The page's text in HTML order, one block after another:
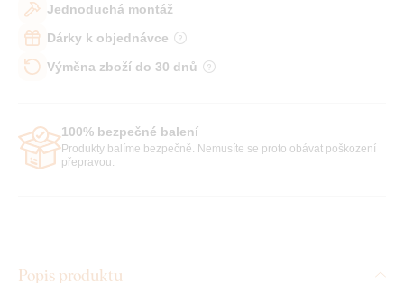
Jednoduchá montáž
Dárky k objednávce
Výměna zboží do 30 dnů
100% bezpečné balení
Produkty balíme bezpečně. Nemusíte se proto obávat poškození
přepravou.
Popis produktu